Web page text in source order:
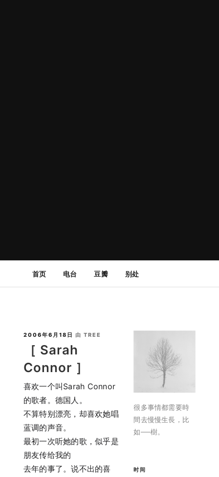
樹的漫長歲月
独立博客 | 诗歌 | 随笔 | 书评 | 影评 | 摄影 | 生活记录
首页 电台 豆瓣 别处
2006年6月18日 由 TREE
［ Sarah
Connor ］
喜欢一个叫Sarah Connor
的歌者。德国人。
不算特别漂亮，却喜欢她唱
蓝调的声音。
最初一次听她的歌，似乎是
朋友传给我的
去年的事了。说不出的喜
很多事情都需要時
間去慢慢生長，比
如──樹。
时间